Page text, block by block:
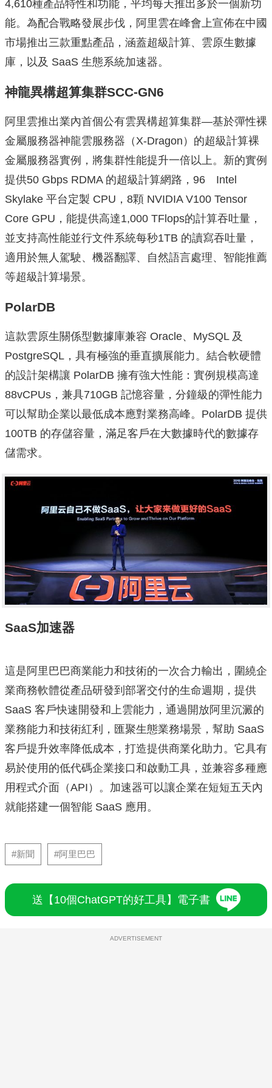
4,610種產品特性和功能，平均每天推出多於一個新功
能。為配合戰略發展步伐，阿里雲在峰會上宣佈在中國
市場推出三款重點產品，涵蓋超級計算、雲原生數據
庫，以及 SaaS 生態系統加速器。
神龍異構超算集群SCC-GN6
阿里雲推出業內首個公有雲異構超算集群—基於彈性裸
金屬服務器神龍雲服務器（X-Dragon）的超級計算裸
金屬服務器實例，將集群性能提升一倍以上。新的實例
提供50 Gbps RDMA 的超級計算網路，96 Intel
Skylake 平台定製 CPU，8顆 NVIDIA V100 Tensor
Core GPU，能提供高達1,000 TFlops的計算吞吐量，
並支持高性能並行文件系統每秒1TB 的讀寫吞吐量，
適用於無人駕駛、機器翻譯、自然語言處理、智能推薦
等超級計算場景。
PolarDB
這款雲原生關係型數據庫兼容 Oracle、MySQL 及
PostgreSQL，具有極強的垂直擴展能力。結合軟硬體
的設計架構讓 PolarDB 擁有強大性能：實例規模高達
88vCPUs，兼具710GB 記憶容量，分鐘級的彈性能力
可以幫助企業以最低成本應對業務高峰。PolarDB 提供
100TB 的存儲容量，滿足客戶在大數據時代的數據存
儲需求。
SaaS加速器
這是阿里巴巴商業能力和技術的一次合力輸出，圍繞企
業商務軟體從產品研發到部署交付的生命週期，提供
SaaS 客戶快速開發和上雲能力，通過開放阿里沉澱的
業務能力和技術紅利，匯聚生態業務場景，幫助 SaaS
客戶提升效率降低成本，打造提供商業化助力。它具有
易於使用的低代碼企業接口和啟動工具，並兼容多種應
用程式介面（API）。加速器可以讓企業在短短五天內
就能搭建一個智能 SaaS 應用。
#新聞 #阿里巴巴
送【10個ChatGPT的好工具】電子書
ADVERTISEMENT